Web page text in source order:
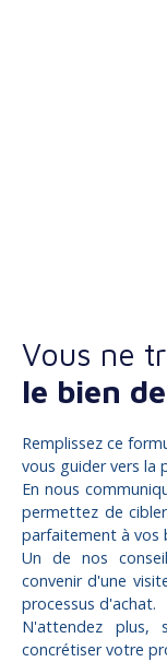
Vous ne
le bien
Remplissez ce
vous guider vers la
En nous
permettez de
parfaitement à vos
Un de nos
convenir d'une
processus d'achat.
N'attendez plus,
concrétiser votre